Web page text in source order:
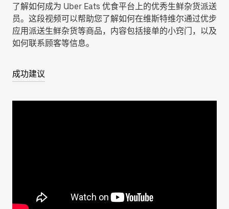
了解如何成为 Uber Eats 优食平台上的优秀生鲜杂货派送
员。这段视频可以帮助您了解如何在维斯特维尔通过优步
应用派送生鲜杂货等商品，内容包括接单的小窍门，以及
如何联系顾客等信息。
成功建议